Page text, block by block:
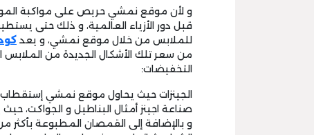
و لأن موقع نمشي حريص على مواكبة
قبل دور الأزياء العالمية، و ذلك حتى
للملابس من خلال موقع نمشي، و يعد
من سعر تلك الأشكال الجديدة من الملابس
التخفيضات:
الجينزات حيث يحاول موقع نمشي
صناعة اجينز أمثال البناطيل و
و بالإضافة إلى القمصان المطبوعة